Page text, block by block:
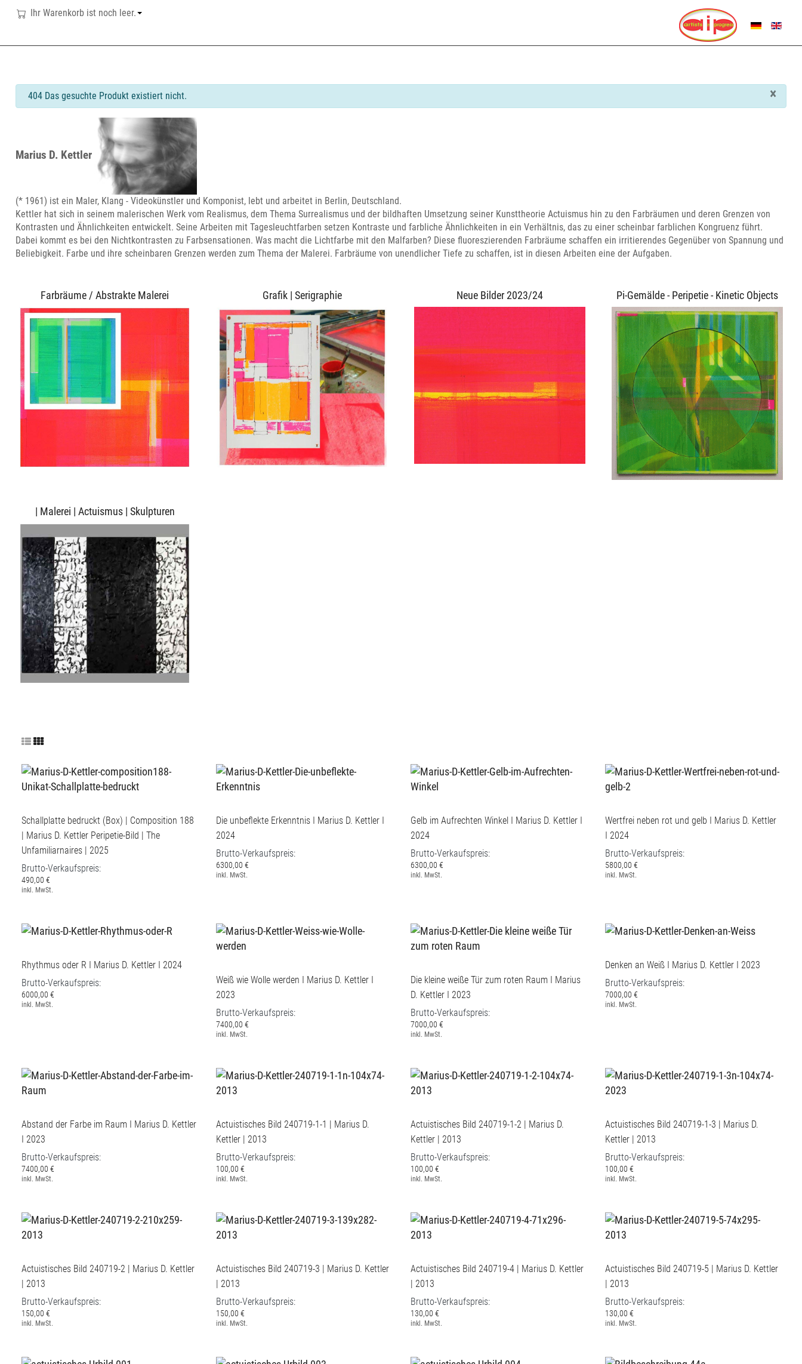
Ihr Warenkorb ist noch leer.
SPRACHE
×
info
404 Das gesuchte Produkt existiert nicht.
Marius D. Kettler
(* 1961) ist ein Maler, Klang - Videokünstler und Komponist, lebt und arbeitet in Berlin, Deutschland.
Kettler hat sich in seinem malerischen Werk vom Realismus, dem Thema Surrealismus und der bildhaften Umsetzung seiner Kunsttheorie Actuismus hin zu den Farbräumen und deren Grenzen von
Kontrasten und Ähnlichkeiten entwickelt. Seine Arbeiten mit Tagesleuchtfarben setzen Kontraste und farbliche Ähnlichkeiten in ein Verhältnis, das zu einer scheinbar farblichen Kongruenz führt.
Dabei kommt es bei den Nichtkontrasten zu Farbsensationen. Was macht die Lichtfarbe mit den Malfarben? Diese fluoreszierenden Farbräume schaffen ein irritierendes Gegenüber von Spannung und
Beliebigkeit. Farbe und ihre scheinbaren Grenzen werden zum Thema der Malerei. Farbräume von unendlicher Tiefe zu schaffen, ist in diesen Arbeiten eine der Aufgaben.
Farbräume / Abstrakte Malerei Grafik | Serigraphie Neue Bilder 2023/24 Pi-Gemälde - Peripetie - Kinetic Objects
| Malerei | Actuismus | Skulpturen
Schallplatte bedruckt (Box) | Composition 188
| Marius D. Kettler Peripetie-Bild | The
Unfamiliarnaires | 2025
Brutto-Verkaufspreis:
490,00 €
inkl. MwSt.
Die unbeflekte Erkenntnis I Marius D. Kettler I
2024
Brutto-Verkaufspreis:
6300,00 €
inkl. MwSt.
Gelb im Aufrechten Winkel I Marius D. Kettler I
2024
Brutto-Verkaufspreis:
6300,00 €
inkl. MwSt.
Wertfrei neben rot und gelb I Marius D. Kettler
I 2024
Brutto-Verkaufspreis:
5800,00 €
inkl. MwSt.
Rhythmus oder R I Marius D. Kettler I 2024
Brutto-Verkaufspreis:
6000,00 €
inkl. MwSt.
Weiß wie Wolle werden I Marius D. Kettler I
2023
Brutto-Verkaufspreis:
7400,00 €
inkl. MwSt.
Die kleine weiße Tür zum roten Raum I Marius
D. Kettler I 2023
Brutto-Verkaufspreis:
7000,00 €
inkl. MwSt.
Denken an Weiß I Marius D. Kettler I 2023
Brutto-Verkaufspreis:
7000,00 €
inkl. MwSt.
Abstand der Farbe im Raum I Marius D. Kettler
I 2023
Brutto-Verkaufspreis:
7400,00 €
inkl. MwSt.
Actuistisches Bild 240719-1-1 | Marius D.
Kettler | 2013
Brutto-Verkaufspreis:
100,00 €
inkl. MwSt.
Actuistisches Bild 240719-1-2 | Marius D.
Kettler | 2013
Brutto-Verkaufspreis:
100,00 €
inkl. MwSt.
Actuistisches Bild 240719-1-3 | Marius D.
Kettler | 2013
Brutto-Verkaufspreis:
100,00 €
inkl. MwSt.
Actuistisches Bild 240719-2 | Marius D. Kettler
| 2013
Brutto-Verkaufspreis:
150,00 €
inkl. MwSt.
Actuistisches Bild 240719-3 | Marius D. Kettler
| 2013
Brutto-Verkaufspreis:
150,00 €
inkl. MwSt.
Actuistisches Bild 240719-4 | Marius D. Kettler
| 2013
Brutto-Verkaufspreis:
130,00 €
inkl. MwSt.
Actuistisches Bild 240719-5 | Marius D. Kettler
| 2013
Brutto-Verkaufspreis:
130,00 €
inkl. MwSt.